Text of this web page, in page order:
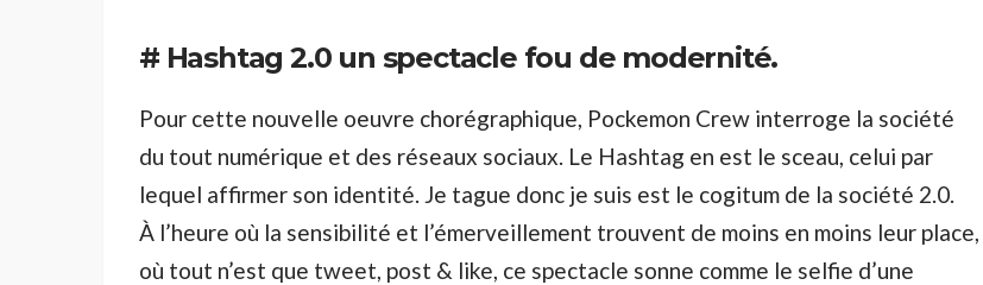
# Hashtag 2.0 un spectacle fou de modernité.
Pour cette nouvelle oeuvre chorégraphique, Pockemon Crew interroge la société
du tout numérique et des réseaux sociaux. Le Hashtag en est le sceau, celui par
lequel affirmer son identité. Je tague donc je suis est le cogitum de la société 2.0.
À l’heure où la sensibilité et l’émerveillement trouvent de moins en moins leur place,
où tout n’est que tweet, post & like, ce spectacle sonne comme le selfie d’une